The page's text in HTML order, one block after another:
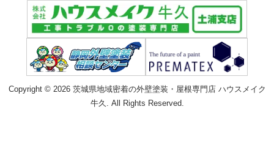
Copyright © 2026 茨城県地域密着の外壁塗装・屋根専門店 ハウスメイク
牛久. All Rights Reserved.